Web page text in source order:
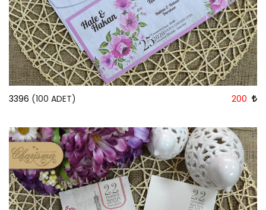
3396 (100 ADET) 200